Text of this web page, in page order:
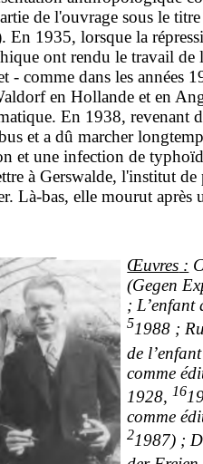
de l'ouvrage sous le
En 1935, lorsque la
ont rendu le travail
- comme dans les années
en Hollande et en
En 1938, revenant
et a dû marcher
et une infection de
à Gerswalde, l'institut
Là-bas, elle mourut après
Œuvres :
(Gegen
;
51988 ;
de
comme
1928,16
comme
21987) ;